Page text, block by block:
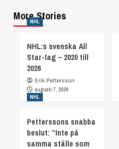
More Stories
NHL
NHL:s svenska All
Star-lag – 2020 till
2026
Erik Pettersson
augusti 7, 2026
NHL
Petterssons snabba
beslut: ”Inte på
samma ställe som